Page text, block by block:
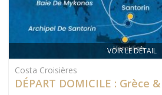
VOIR LE DÉTAIL
Costa Croisières
DÉPART DOMICILE : Grèce